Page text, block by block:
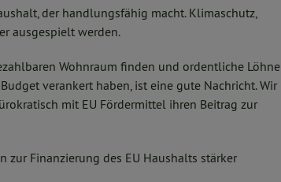
der handlungsfähig macht. Klimaschutz,
ausgespielt werden.
Wohnraum finden und ordentliche Löhne
verankert haben, ist eine gute Nachricht. Wir
mit EU Fördermittel ihren Beitrag zur
zur Finanzierung des EU Haushalts stärker